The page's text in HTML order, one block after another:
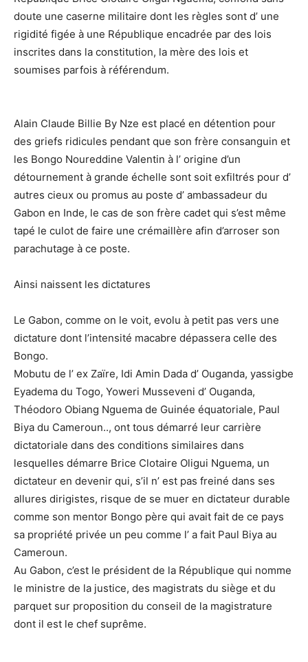
doute une caserne militaire dont les règles sont d’ une
rigidité figée à une République encadrée par des lois
inscrites dans la constitution, la mère des lois et
soumises parfois à référendum.
Alain Claude Billie By Nze est placé en détention pour
des griefs ridicules pendant que son frère consanguin et
les Bongo Noureddine Valentin à l’ origine d’un
détournement à grande échelle sont soit exfiltrés pour d’
autres cieux ou promus au poste d’ ambassadeur du
Gabon en Inde, le cas de son frère cadet qui s’est même
tapé le culot de faire une crémaillère afin d’arroser son
parachutage à ce poste.
Ainsi naissent les dictatures
Le Gabon, comme on le voit, evolu à petit pas vers une
dictature dont l’intensité macabre dépassera celle des
Bongo.
Mobutu de l’ ex Zaïre, Idi Amin Dada d’ Ouganda, yassigbe
Eyadema du Togo, Yoweri Musseveni d’ Ouganda,
Théodoro Obiang Nguema de Guinée équatoriale, Paul
Biya du Cameroun.., ont tous démarré leur carrière
dictatoriale dans des conditions similaires dans
lesquelles démarre Brice Clotaire Oligui Nguema, un
dictateur en devenir qui, s’il n’ est pas freiné dans ses
allures dirigistes, risque de se muer en dictateur durable
comme son mentor Bongo père qui avait fait de ce pays
sa propriété privée un peu comme l’ a fait Paul Biya au
Cameroun.
Au Gabon, c’est le président de la République qui nomme
le ministre de la justice, des magistrats du siège et du
parquet sur proposition du conseil de la magistrature
dont il est le chef suprême.